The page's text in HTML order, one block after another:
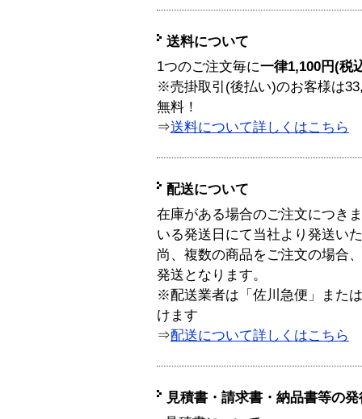
送料について
1つのご注文毎に一律1,100円(税
※売掛取引(後払い)のお客様は
無料！
⇒送料について詳しくはこちら
配送について
在庫がある場合のご注文につき
いる発送日にて当社より発送い
尚、複数の商品をご注文の場合
発送となります。
※配送業者は「佐川急便」また
けます
⇒配送について詳しくはこちら
見積書・請求書・納品書等の